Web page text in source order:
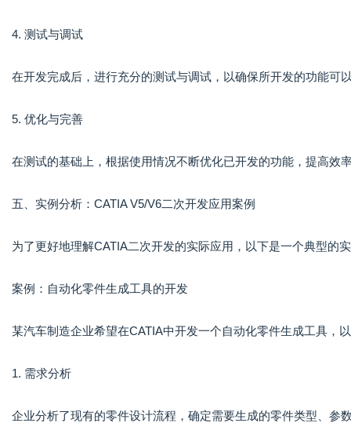
4. 测试与调试
在开发完成后，进行充分的测试与调试，以确保所开发的功能可
5. 优化与完善
在测试的基础上，根据使用情况不断优化已开发的功能，提高效
五、实例分析：CATIA V5/V6二次开发应用案例
为了更好地理解CATIA二次开发的实际应用，以下是一个典型的
案例：自动化零件生成工具的开发
某汽车制造企业希望在CATIA中开发一个自动化零件生成工具，
1. 需求分析
企业分析了现有的零件设计流程，确定需要生成的零件类型、参